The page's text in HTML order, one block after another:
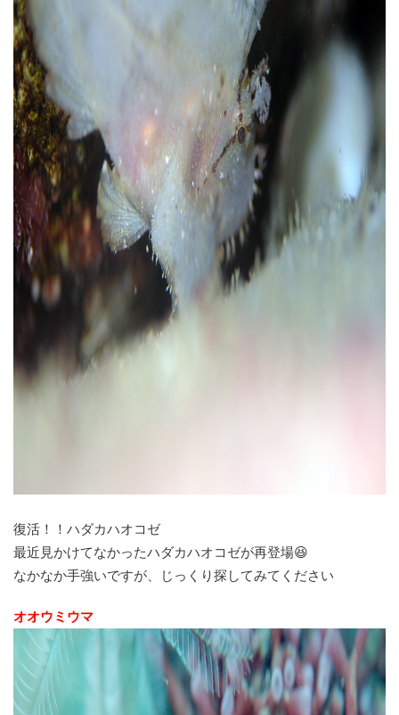
復活！！ハダカハオコゼ
最近見かけてなかったハダカハオコゼが再登場😆
なかなか手強いですが、じっくり探してみてください
オオウミウマ